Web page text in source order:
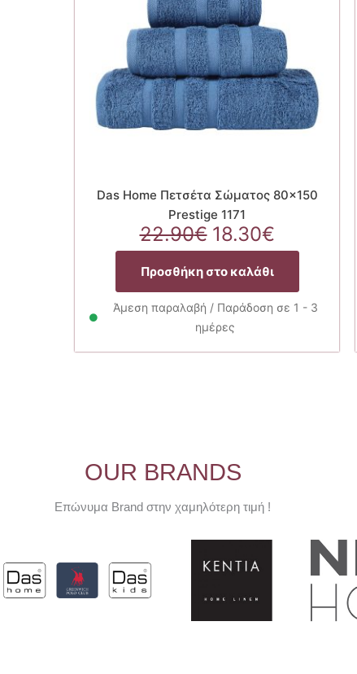
Das Home Πετσέτα Σώματος 80×150
Prestige 1171
22.90€ Original
price
was:
22.90€.
18.30€Η
τρέχουσα
τιμή
είναι:
18.30€.
Προσθήκη στο καλάθι
Άμεση παραλαβή / Παράδοση σε 1 - 3
ημέρες
OUR BRANDS
Επώνυμα Brand στην χαμηλότερη τιμή !